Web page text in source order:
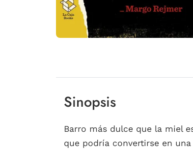
Sinopsis
Barro más dulce que la miel
que podría convertirse en